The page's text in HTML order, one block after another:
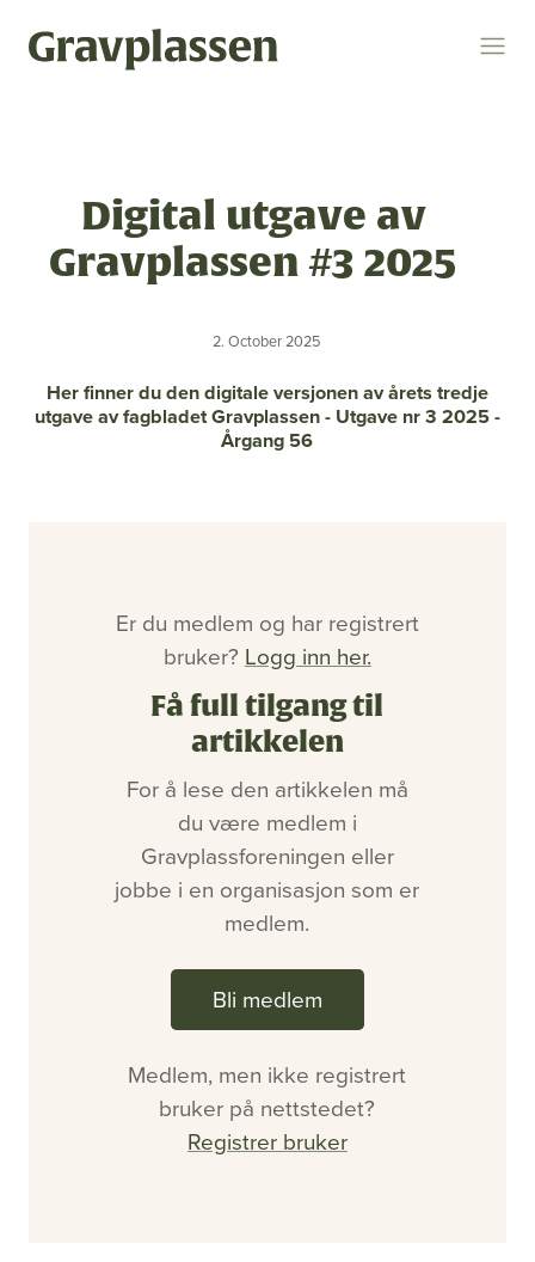
Temaer
kulturminner religion og livssyn
bokomtale gravplassforeningen
Digital utgave av
Gravplassen #3 2025
2. October 2025
Her finner du den digitale versjonen av årets tredje
utgave av fagbladet Gravplassen - Utgave nr 3 2025 -
Årgang 56
Er du medlem og har registrert
bruker? Logg inn her.
Få full tilgang til
artikkelen
For å lese den artikkelen må
du være medlem i
Gravplassforeningen eller
jobbe i en organisasjon som er
medlem.
Bli medlem
Medlem, men ikke registrert
bruker på nettstedet?
Registrer bruker